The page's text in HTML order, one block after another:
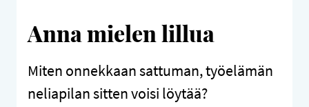
Anna mielen lillua
Miten onnekkaan sattuman, työelämän
neliapilan sitten voisi löytää?